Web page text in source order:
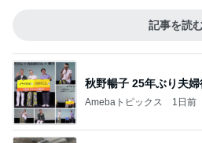
Amebaトピックス 1日前
長女に教えて貰った癒
Amebaトピックス 18時間